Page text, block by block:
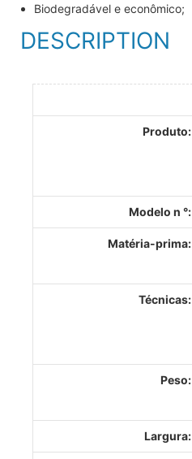
Biodegradável e econômico;
DESCRIPTION
Produto:
Modelo n °:
Matéria-prima:
Técnicas:
Peso:
Largura: